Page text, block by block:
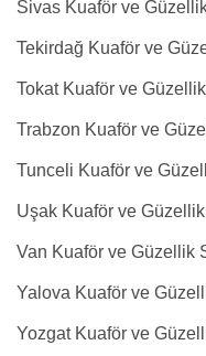
Sivas Kuaför ve
Tekirdağ Kuaför ve
Tokat Kuaför ve
Trabzon Kuaför ve
Tunceli Kuaför ve
Uşak Kuaför ve Güzellik
Van Kuaför ve Güzellik
Yalova Kuaför ve
Yozgat Kuaför ve